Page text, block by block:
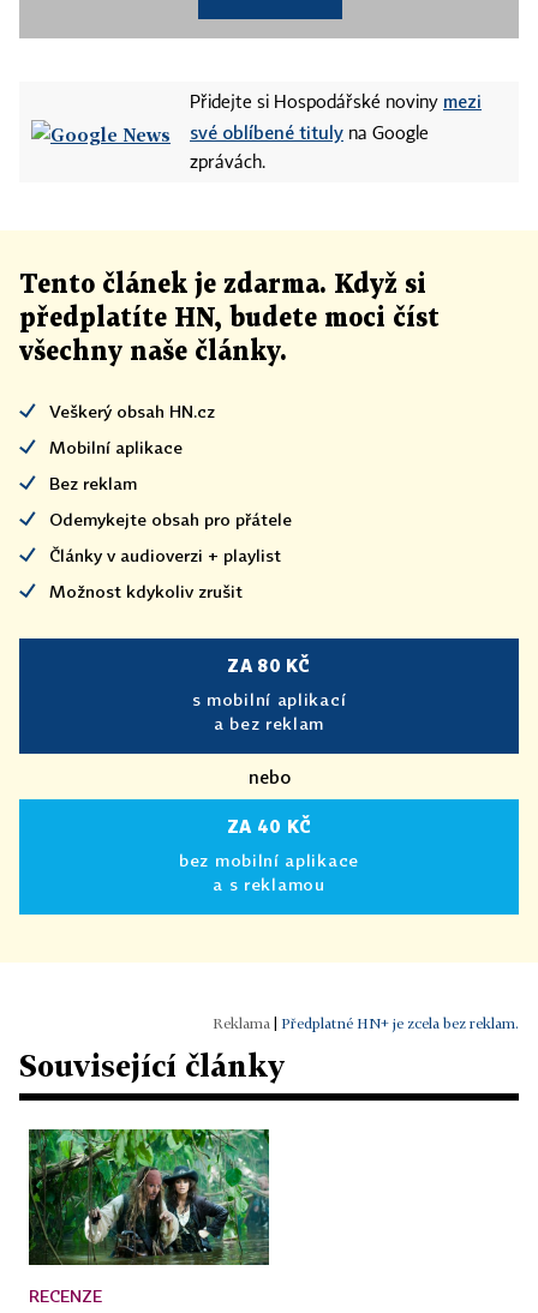
Přidejte si Hospodářské noviny mezi
své oblíbené tituly na Google
zprávách.
Tento článek je zdarma. Když si
předplatíte HN, budete moci číst
všechny naše články.
Veškerý obsah HN.cz
Mobilní aplikace
Bez reklam
Odemykejte obsah pro přátele
Články v audioverzi + playlist
Možnost kdykoliv zrušit
ZA 80 KČ
s mobilní aplikací
a bez reklam
nebo
ZA 40 KČ
bez mobilní aplikace
a s reklamou
Předplatné HN+ je zcela bez reklam.
Související články
RECENZE